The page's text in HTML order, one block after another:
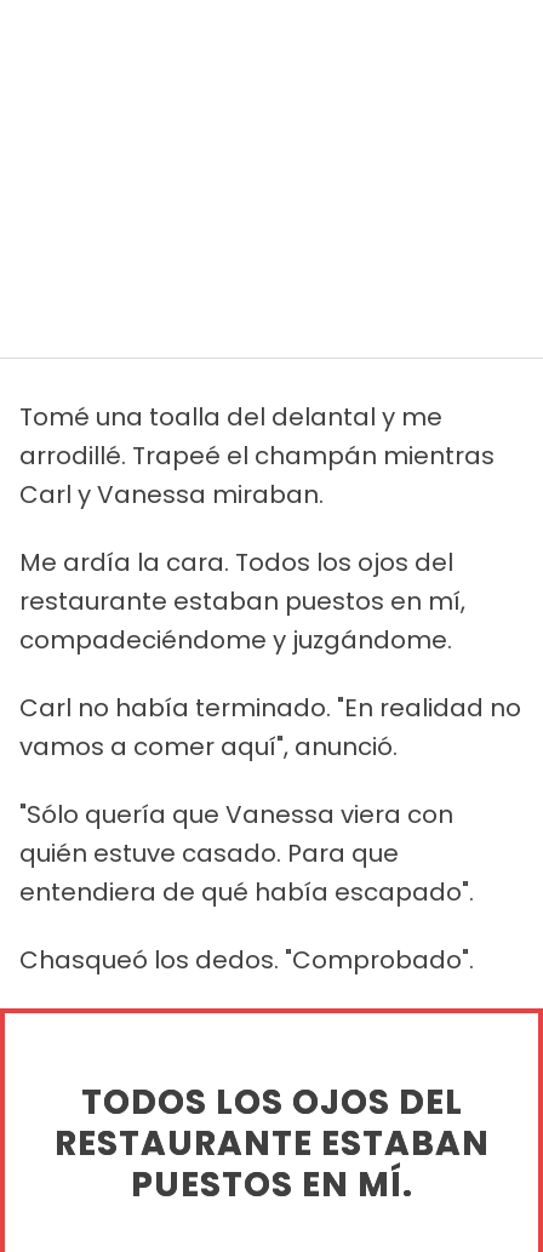
Tomé una toalla del delantal y me
arrodillé. Trapeé el champán mientras
Carl y Vanessa miraban.
Me ardía la cara. Todos los ojos del
restaurante estaban puestos en mí,
compadeciéndome y juzgándome.
Carl no había terminado. "En realidad no
vamos a comer aquí", anunció.
"Sólo quería que Vanessa viera con
quién estuve casado. Para que
entendiera de qué había escapado".
Chasqueó los dedos. "Comprobado".
TODOS LOS OJOS DEL
RESTAURANTE ESTABAN
PUESTOS EN MÍ.